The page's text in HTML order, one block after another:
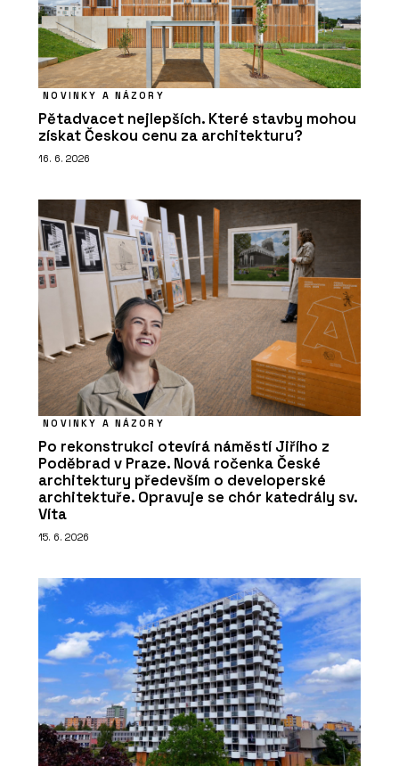
NOVINKY A NÁZORY
Pětadvacet nejlepších. Které stavby mohou
získat Českou cenu za architekturu?
16. 6. 2026
NOVINKY A NÁZORY
Po rekonstrukci otevírá náměstí Jiřího z
Poděbrad v Praze. Nová ročenka České
architektury především o developerské
architektuře. Opravuje se chór katedrály sv.
Víta
15. 6. 2026